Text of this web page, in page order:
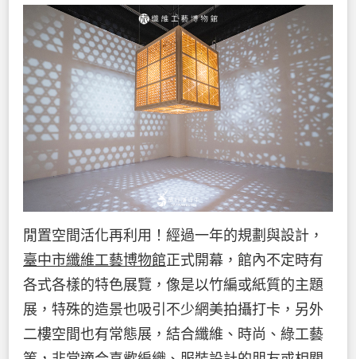
閒置空間活化再利用！經過一年的規劃與設計，
臺中市纖維工藝博物館正式開幕，館內不定時有
各式各樣的特色展覽，像是以竹編或紙質的主題
展，特殊的造景也吸引不少網美拍攝打卡，另外
二樓空間也有常態展，結合纖維、時尚、綠工藝